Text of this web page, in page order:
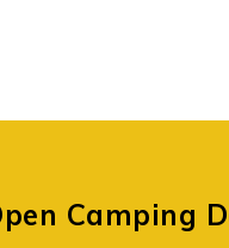
Camping